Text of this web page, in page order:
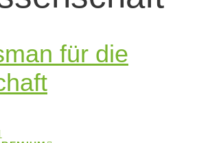
2025 – Call for